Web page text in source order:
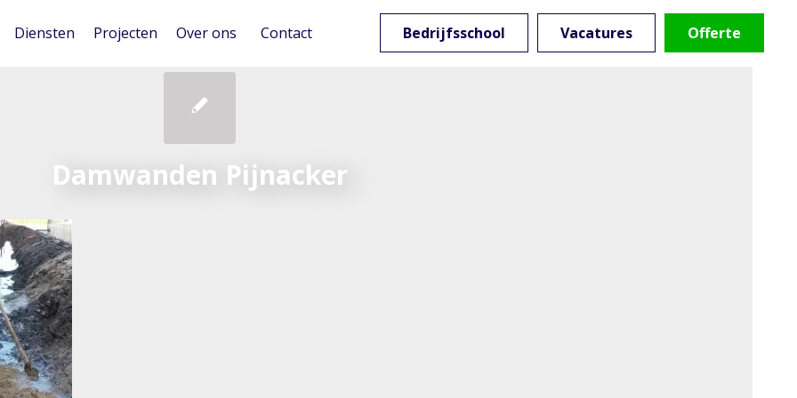
Diensten Projecten Over ons Contact Bedrijfsschool Vacatures Offerte
Damwanden Pijnacker